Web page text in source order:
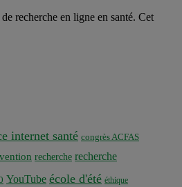
recherche en ligne en santé. Cet
internet santé congrès ACFAS
recherche recherche
YouTube école d'été éthique